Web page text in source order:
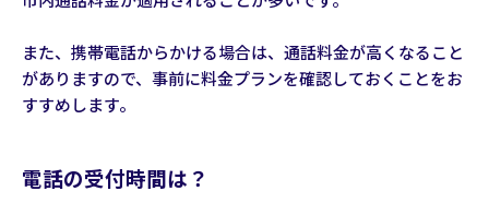
また、携帯電話からかける場合は、通話料金が高くなること
がありますので、事前に料金プランを確認しておくことをお
すすめします。
電話の受付時間は？